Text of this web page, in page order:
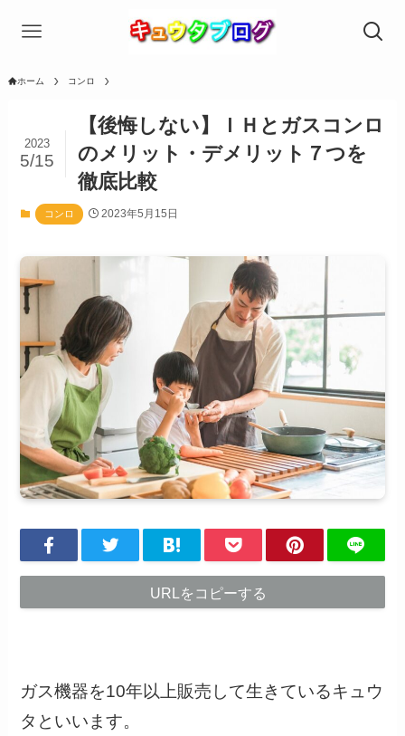
ホーム コンロ
【後悔しない】ＩＨとガスコンロ
のメリット・デメリット７つを
徹底比較
2023
5/15
コンロ 2023年5月15日
URLをコピーする
ガス機器を10年以上販売して生きているキュウ
タといいます。